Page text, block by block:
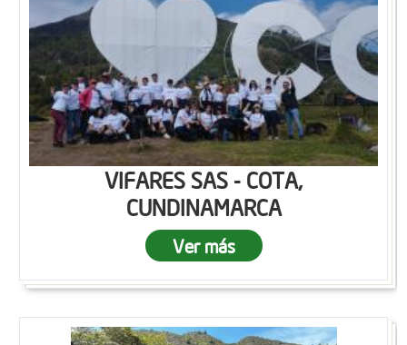
VIFARES SAS - COTA,
CUNDINAMARCA
Ver más